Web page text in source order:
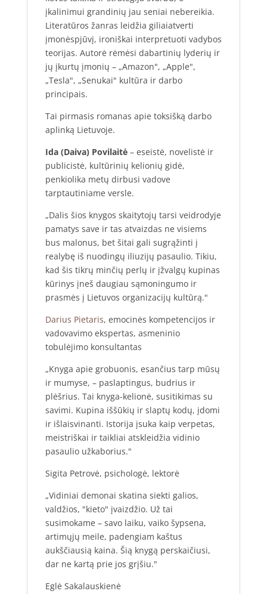
įkalinimui grandinių jau seniai nebereikia.
Literatūros žanras leidžia giliaiatverti
įmonėspjūvį, ironiškai interpretuoti vadybos
teorijas. Autorė rėmėsi dabartinių lyderių ir
jų įkurtų įmonių – „Amazon", „Apple",
„Tesla", „Senukai" kultūra ir darbo
principais.
Tai pirmasis romanas apie toksišką darbo
aplinką Lietuvoje.
Ida (Daiva) Povilaitė– eseistė, novelistė ir
publicistė, kultūrinių kelionių gidė,
penkiolika metų dirbusi vadove
tarptautiniame versle.
„Dalis šios knygos skaitytojų tarsi veidrodyje
pamatys save ir tas atvaizdas ne visiems
bus malonus, bet šitai gali sugrąžinti į
realybę iš nuodingų iliuzijų pasaulio. Tikiu,
kad šis tikrų minčių perlų ir įžvalgų kupinas
kūrinys įneš daugiau sąmoningumo ir
prasmės į Lietuvos organizacijų kultūrą."
Darius Pietaris, emocinės kompetencijos ir
vadovavimo ekspertas, asmeninio
tobulėjimo konsultantas
„Knyga apie grobuonis, esančius tarp mūsų
ir mumyse, – paslaptingus, budrius ir
plėšrius. Tai knyga-kelionė, susitikimas su
savimi. Kupina iššūkių ir slaptų kodų, įdomi
ir išlaisvinanti. Istorija įsuka kaip verpetas,
meistriškai ir taikliai atskleidžia vidinio
pasaulio užkaborius."
Sigita Petrovė, psichologė, lektorė
„Vidiniai demonai skatina siekti galios,
valdžios, "kieto" įvaizdžio. Už tai
susimokame – savo laiku, vaiko šypsena,
artimųjų meile, padengiam kaštus
aukščiausią kaina. Šią knygą perskaičiusi,
dar ne kartą prie jos grįšiu."
Eglė Sakalauskienė